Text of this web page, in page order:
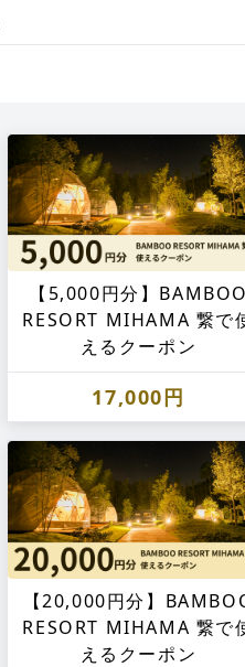
【5,000円分】
RESORT MIHAMA 繋で
えるクーポン
17,000円
【20,000円分】
RESORT MIHAMA 繋で
えるクーポン